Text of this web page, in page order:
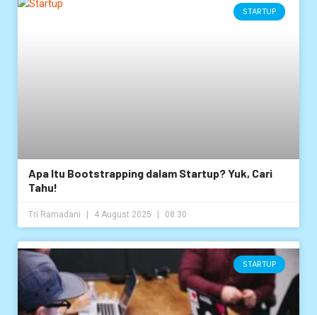
STARTUP
Apa Itu Bootstrapping dalam Startup? Yuk, Cari
Tahu!
Tri Ramadani 4 August 2025 08:30
STARTUP